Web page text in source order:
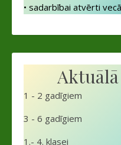
• sadarbībai atvērti
1 - 2 gadīgiem
3 - 6 gadīgiem
1.- 4. klasei